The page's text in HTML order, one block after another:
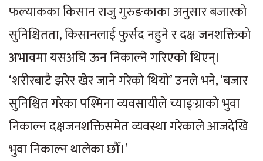
फल्याकका किसान राजु गुरुङकाका अनुसार बजारको
सुनिश्चितता, किसानलाई फुर्सद नहुने र दक्ष जनशक्तिको
अभावमा यसअघि ऊन निकाल्ने गरिएको थिएन्।
‘शरीरबाटै झरेर खेर जाने गरेको थियो’ उनले भने, ‘बजार
सुनिश्चित गरेका पश्मिना व्यवसायीले च्याङ्ग्राको भुवा
निकाल्न दक्षजनशक्तिसमेत व्यवस्था गरेकाले आजदेखि
भुवा निकाल्न थालेका छौँ।’